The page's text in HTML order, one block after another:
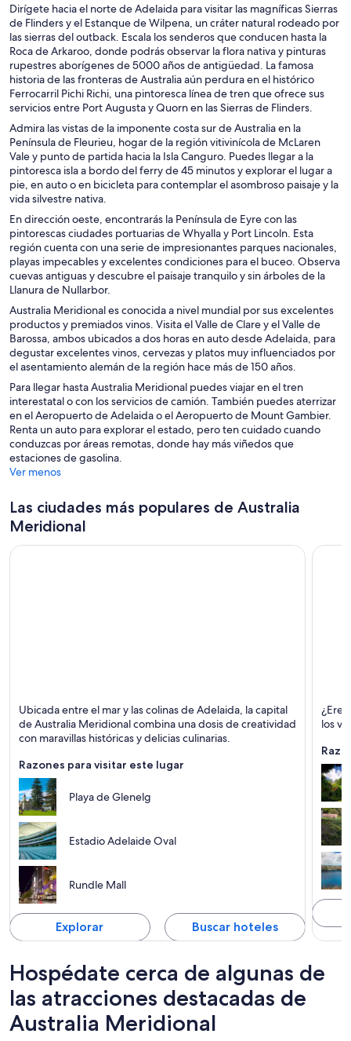
Dirígete hacia el norte de Adelaida para visitar las magníficas Sierras
de Flinders y el Estanque de Wilpena, un cráter natural rodeado por
las sierras del outback. Escala los senderos que conducen hasta la
Roca de Arkaroo, donde podrás observar la flora nativa y pinturas
rupestres aborígenes de 5000 años de antigüedad. La famosa
historia de las fronteras de Australia aún perdura en el histórico
Ferrocarril Pichi Richi, una pintoresca línea de tren que ofrece sus
servicios entre Port Augusta y Quorn en las Sierras de Flinders.
Admira las vistas de la imponente costa sur de Australia en la
Península de Fleurieu, hogar de la región vitivinícola de McLaren
Vale y punto de partida hacia la Isla Canguro. Puedes llegar a la
pintoresca isla a bordo del ferry de 45 minutos y explorar el lugar a
pie, en auto o en bicicleta para contemplar el asombroso paisaje y la
vida silvestre nativa.
En dirección oeste, encontrarás la Península de Eyre con las
pintorescas ciudades portuarias de Whyalla y Port Lincoln. Esta
región cuenta con una serie de impresionantes parques nacionales,
playas impecables y excelentes condiciones para el buceo. Observa
cuevas antiguas y descubre el paisaje tranquilo y sin árboles de la
Llanura de Nullarbor.
Australia Meridional es conocida a nivel mundial por sus excelentes
productos y premiados vinos. Visita el Valle de Clare y el Valle de
Barossa, ambos ubicados a dos horas en auto desde Adelaida, para
degustar excelentes vinos, cervezas y platos muy influenciados por
el asentamiento alemán de la región hace más de 150 años.
Para llegar hasta Australia Meridional puedes viajar en el tren
interestatal o con los servicios de camión. También puedes aterrizar
en el Aeropuerto de Adelaida o el Aeropuerto de Mount Gambier.
Renta un auto para explorar el estado, pero ten cuidado cuando
conduzcas por áreas remotas, donde hay más viñedos que
estaciones de gasolina.
Ver menos
Las ciudades más populares de Australia
Meridional
Comidas, Compras y Para toda la familia
Ubicada entre el mar y las colinas de Adelaida, la capital
de Australia Meridional combina una dosis de creatividad
con maravillas históricas y delicias culinarias.
Razones para visitar este lugar
Playa de Glenelg
Estadio Adelaide Oval
Rundle Mall
Explorar Buscar hoteles
los
Hospédate cerca de algunas de
las atracciones destacadas de
Australia Meridional